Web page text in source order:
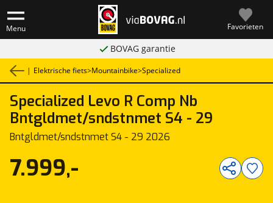
Menu Favorieten
BOVAG garantie
| Elektrische fiets>Mountainbike>Specialized
Specialized Levo R Comp Nb
Bntgldmet/sndstnmet S4 - 29
Bntgldmet/sndstnmet S4 - 29 2026
7.999,-